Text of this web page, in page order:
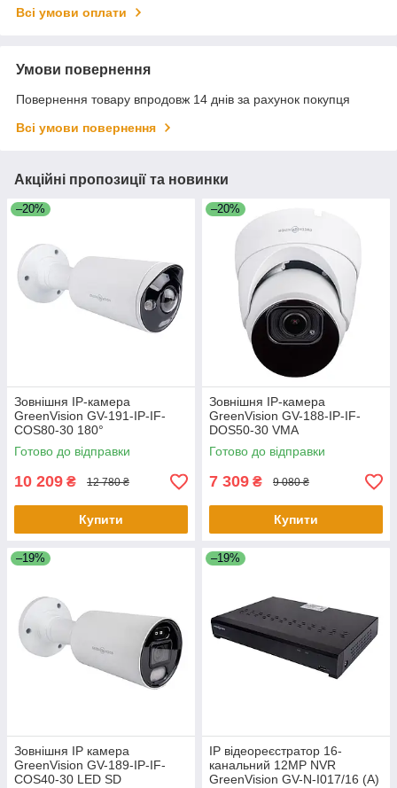
Всі умови оплати
Умови повернення
Повернення товару впродовж 14 днів за рахунок покупця
Всі умови повернення
Акційні пропозиції та новинки
–20%
Зовнішня IP-камера
GreenVision GV-191-IP-IF-
COS80-30 180°
Готово до відправки
10 209 ₴ 12 780 ₴
Купити
–20%
Зовнішня IP-камера
GreenVision GV-188-IP-IF-
DOS50-30 VMA
Готово до відправки
7 309 ₴ 9 080 ₴
Купити
–19%
Зовнішня IP камера
GreenVision GV-189-IP-IF-
COS40-30 LED SD
–19%
IP відеореєстратор 16-
канальний 12MP NVR
GreenVision GV-N-I017/16 (A)